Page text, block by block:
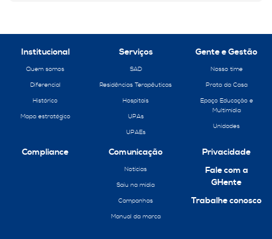
Institucional
Quem somos
Diferencial
Histórico
Mapa estratégico
Serviços
SAD
Residências Terapêuticas
Hospitais
UPAs
UPAEs
Gente e Gestão
Nosso time
Prata da Casa
Epaço Educação e
Multimídia
Unidades
Compliance Comunicação
Notícias
Saiu na mídia
Campanhas
Manual da marca
Privacidade
Fale com a
GHente
Trabalhe conosco